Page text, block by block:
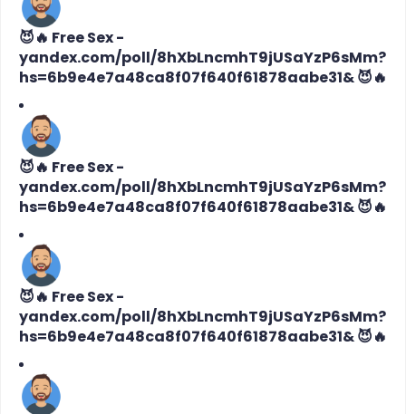
😈🔥 Free Sex -
yandex.com/poll/8hXbLncmhT9jUSaYzP6sMm?
hs=6b9e4e7a48ca8f07f640f61878aabe31& 😈🔥
😈🔥 Free Sex -
yandex.com/poll/8hXbLncmhT9jUSaYzP6sMm?
hs=6b9e4e7a48ca8f07f640f61878aabe31& 😈🔥
😈🔥 Free Sex -
yandex.com/poll/8hXbLncmhT9jUSaYzP6sMm?
hs=6b9e4e7a48ca8f07f640f61878aabe31& 😈🔥